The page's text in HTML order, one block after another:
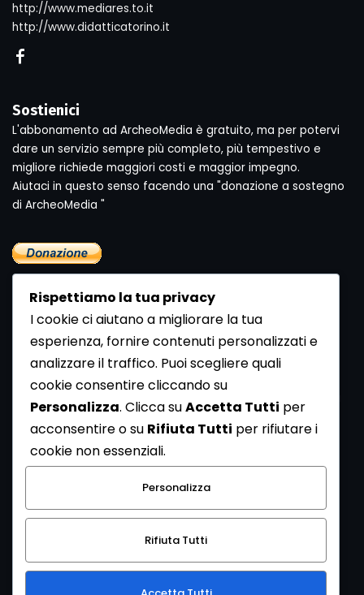
http://www.mediares.to.it
http://www.didatticatorino.it
Sostienici
L'abbonamento ad ArcheoMedia è gratuito, ma per potervi
dare un servizio sempre più completo, più tempestivo e
migliore richiede maggiori costi e maggior impegno.
Aiutaci in questo senso facendo una "donazione a sostegno
di ArcheoMedia "
Newsletter
Se vuoi ricevere la Rivista gratuita di archeologia realizzata
dalla Redazione di ArcheoMedia iscriviti alla nostra
Newsletter [Clicca Qui]
Con l'invio del messaggio l'utente dichiara di aver letto
l’informativa sulla privacy e di acconsentire al trattamento
dei propri dati personali.
Rispettiamo la tua privacy
I cookie ci aiutano a migliorare la tua
esperienza, fornire contenuti personalizzati e
analizzare il traffico. Puoi scegliere quali
cookie consentire cliccando su
Personalizza. Clicca suAccetta Tutti per
acconsentire o su Rifiuta Tutti per rifiutare i
cookie non essenziali.
Personalizza
Rifiuta Tutti